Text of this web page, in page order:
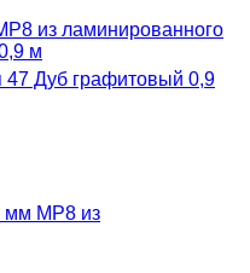
из ламинированного
м